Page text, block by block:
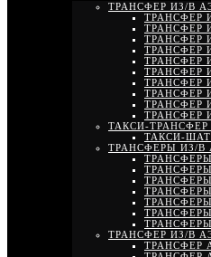
ТРАНСФЕР ИЗ/В
ТРАНСФЕР
ТРАНСФЕР
ТРАНСФЕР
ТРАНСФЕР
ТРАНСФЕР
ТРАНСФЕР
ТРАНСФЕР
ТРАНСФЕР
ТРАНСФЕР
ТРАНСФЕР
ТАКСИ-
ТАКСИ-
ТРАНСФЕРЫ ИЗ/В
ТРАНСФЕР ИЗ/В
ТРАНСФЕР